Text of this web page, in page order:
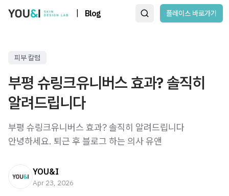
Blog 플레이스 바로가기
피부 칼럼
부평 슈링크유니버스 효과? 솔직히
알려드립니다
부평 슈링크유니버스 효과? 솔직히 알려드립니다
안녕하세요. 퇴근 후 블로그 하는 의사 유앤
YOU&I
Apr 23, 2026